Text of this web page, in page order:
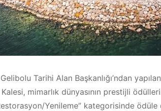
Tarihi Alan Başkanlığı’ndan
mimarlık dünyasının prestijli
Yenileme” kategorisinde